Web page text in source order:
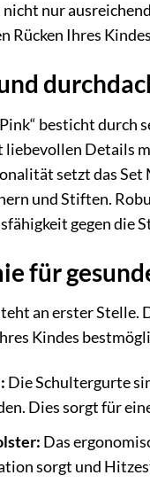
nur
Rücken Ihres
besticht durch
Details
setzt das
und Stiften.
gegen die
für
an erster
Kindes
Die Schultergurte
Dies sorgt für
Das
sorgt und